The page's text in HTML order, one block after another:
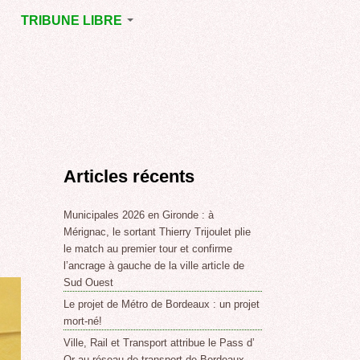
DE
TRIBUNE LIBRE
POINT DE VUE
Articles récents
Municipales 2026 en Gironde : à
Mérignac, le sortant Thierry Trijoulet plie
le match au premier tour et confirme
l’ancrage à gauche de la ville article de
Sud Ouest
Le projet de Métro de Bordeaux : un projet
mort-né!
Ville, Rail et Transport attribue le Pass d’